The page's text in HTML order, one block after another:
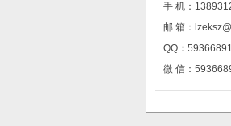
手 机：
邮 箱：
QQ：
微 信：